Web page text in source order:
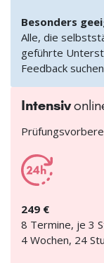
Besonders
Alle, die
geführte
Feedback
Intensiv
249 €
8 Termine, je 3
4 Wochen, 24